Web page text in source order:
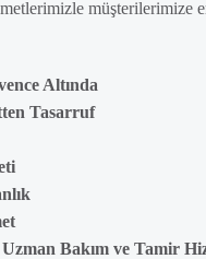
müşterilerimize
Altında
Tasarruf
Bakım ve Tamir